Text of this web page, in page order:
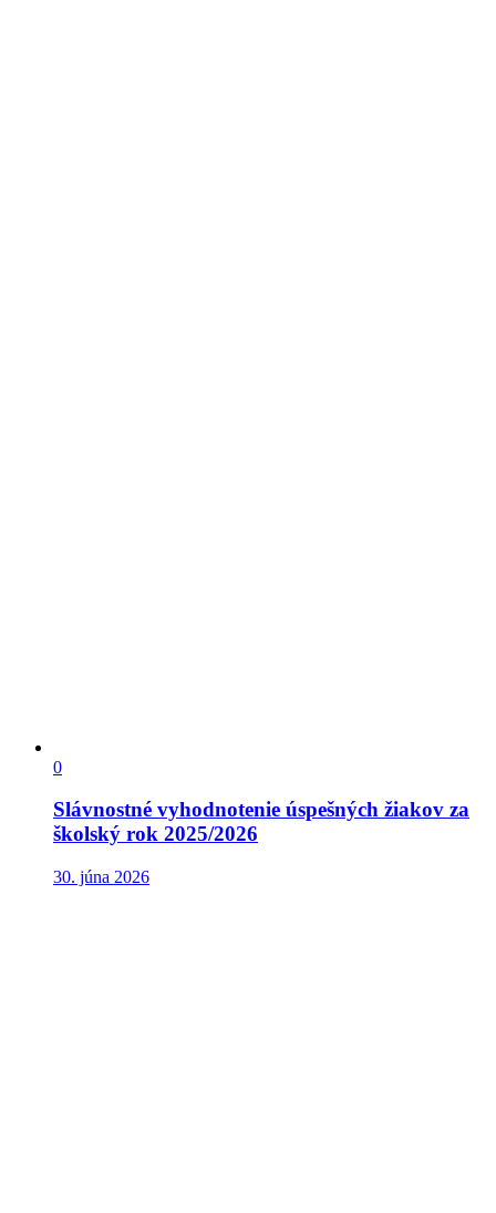
0
Slávnostné vyhodnotenie úspešných žiakov za
školský rok 2025/2026
30. júna 2026